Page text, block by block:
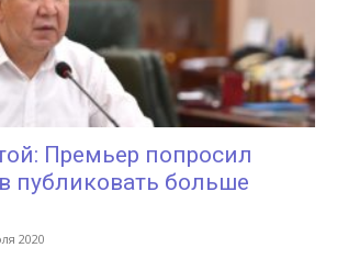
Премьер попросил
публиковать больше
2020